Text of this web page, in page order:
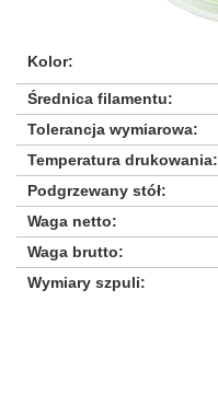
Kolor:
Średnica filamentu:
Tolerancja wymiarowa:
Temperatura drukowania:
Podgrzewany stół:
Waga netto:
Waga brutto:
Wymiary szpuli: